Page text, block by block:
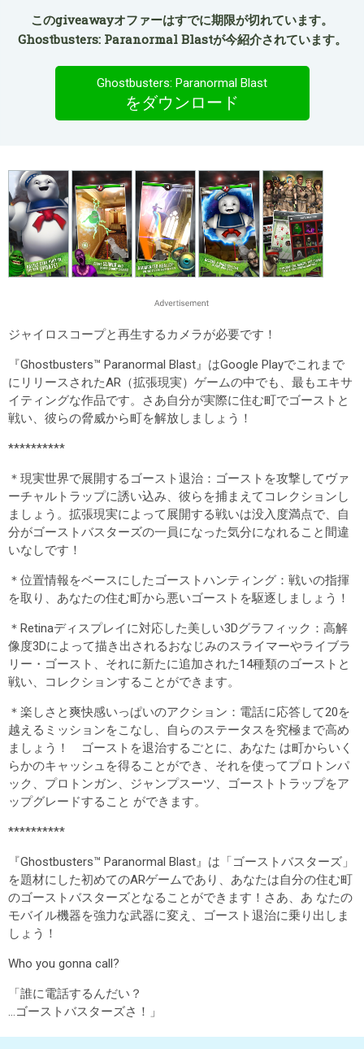
このgiveawayオファーはすでに期限が切れています。
Ghostbusters: Paranormal Blastが今紹介されています。
Ghostbusters: Paranormal Blast
をダウンロード
ジャイロスコープと再生するカメラが必要です！
『Ghostbusters™ Paranormal Blast』はGoogle Playでこれまで
にリリースされたAR（拡張現実）ゲームの中でも、最もエキサ
イティングな作品です。さあ自分が実際に住む町でゴーストと
戦い、彼らの脅威から町を解放しましょう！
**********
＊現実世界で展開するゴースト退治：ゴーストを攻撃してヴァ
ーチャルトラップに誘い込み、彼らを捕まえてコレクションし
ましょう。拡張現実によって展開する戦いは没入度満点で、自
分がゴーストバスターズの一員になった気分になれること間違
いなしです！
＊位置情報をベースにしたゴーストハンティング：戦いの指揮
を取り、あなたの住む町から悪いゴーストを駆逐しましょう！
＊Retinaディスプレイに対応した美しい3Dグラフィック：高解
像度3Dによって描き出されるおなじみのスライマーやライブラ
リー・ゴースト、それに新たに追加された14種類のゴーストと
戦い、コレクションすることができます。
＊楽しさと爽快感いっぱいのアクション：電話に応答して20を
越えるミッションをこなし、自らのステータスを究極まで高め
ましょう！ ゴーストを退治するごとに、あなた は町からいく
らかのキャッシュを得ることができ、それを使ってプロトンパ
ック、プロトンガン、ジャンプスーツ、ゴーストトラップをア
ップグレードすること ができます。
**********
『Ghostbusters™ Paranormal Blast』は「ゴーストバスターズ」
を題材にした初めてのARゲームであり、あなたは自分の住む町
のゴーストバスターズとなることができます！さあ、あ なたの
モバイル機器を強力な武器に変え、ゴースト退治に乗り出しま
しょう！
Who you gonna call?
「誰に電話するんだい？
…ゴーストバスターズさ！」